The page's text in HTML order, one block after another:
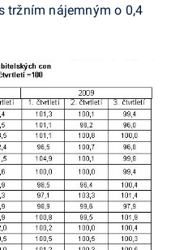
tržním nájemným o 0,4